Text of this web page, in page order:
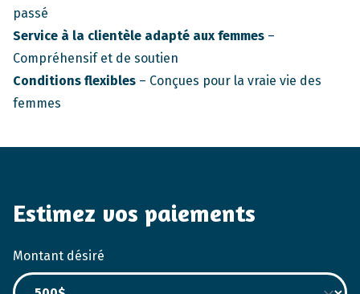
passé
Service à la clientèle adapté aux femmes –
Compréhensif et de soutien
Conditions flexibles – Conçues pour la vraie vie des
femmes
Estimez vos paiements
Montant désiré